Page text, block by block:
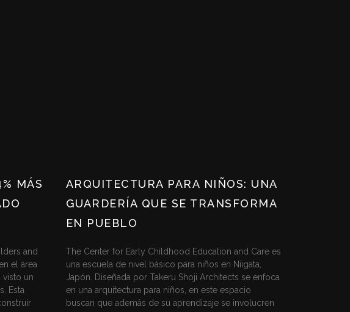
MÁS
and
el área
visto un
Esta
ARQUITECTURA PARA NIÑOS: UNA
GUARDERÍA QUE SE TRANSFORMA
EN PUEBLO
The Center for Early Childhood Education and Care es
una escuela de nivel básico para niños en Niigata,
Japón. Diseñada por Takeru Shoji Architects se enfoca
en una arquitectura para niños, en este espacio
buscan que además de su aprendizaje se involucren